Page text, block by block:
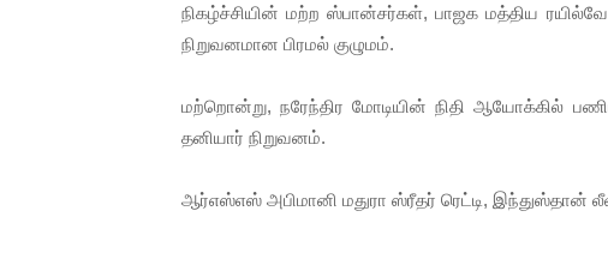
நிகழ்ச்சியின் மற்ற ஸ்பான்சர்கள், பாஜக மத்திய
நிறுவனமான பிரமல் குழுமம்.
மற்றொன்று, நரேந்திர மோடியின் நிதி ஆயோக்கில்
தனியார் நிறுவனம்.
ஆர்எஸ்எஸ் அபிமானி மதுரா ஸ்ரீதர் ரெட்டி, இந்துஸ்தான்